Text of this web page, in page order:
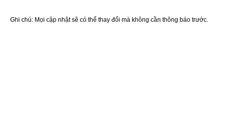
Ghi chú: Mọi cập nhật sẽ có thể thay đổi mà không cần thông báo trước.